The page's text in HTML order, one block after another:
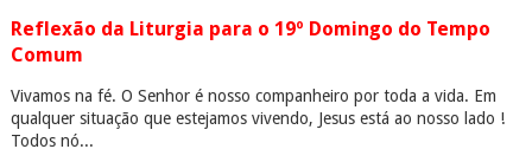
Reflexão da Liturgia para o 19º Domingo do Tempo
Comum
Vivamos na fé. O Senhor é nosso companheiro por toda a vida. Em
qualquer situação que estejamos vivendo, Jesus está ao nosso lado !
Todos nó...